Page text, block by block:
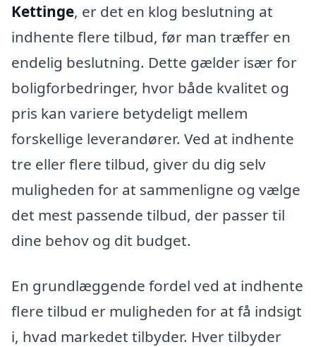
Kettinge, er det en klog beslutning at
indhente flere tilbud, før man træffer en
endelig beslutning. Dette gælder især for
boligforbedringer, hvor både kvalitet og
pris kan variere betydeligt mellem
forskellige leverandører. Ved at indhente
tre eller flere tilbud, giver du dig selv
muligheden for at sammenligne og vælge
det mest passende tilbud, der passer til
dine behov og dit budget.
En grundlæggende fordel ved at indhente
flere tilbud er muligheden for at få indsigt
i, hvad markedet tilbyder. Hver tilbyder